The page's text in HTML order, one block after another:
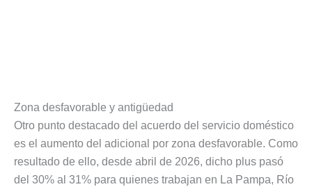
Zona desfavorable y antigüedad
Otro punto destacado del acuerdo del servicio doméstico
es el aumento del adicional por zona desfavorable. Como
resultado de ello, desde abril de 2026, dicho plus pasó
del 30% al 31% para quienes trabajan en La Pampa, Río